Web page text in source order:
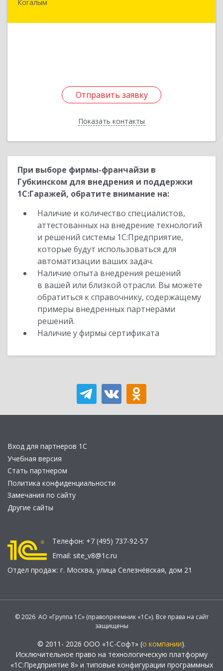
Когалым
Отправить заявку
Показать контакты
628485, Ханты-Мансийский Автономный округ
Отправить заявку
Назад
При выборе фирмы-франчайзи в
Губкинском для внедрения и поддержки
1С:Гаражей, обратите внимание на:
Наличие и количество специалистов,
аттестованных на внедрение технологий
и решений системы 1С:Предприятие,
которые будут использоваться для
автоматизации ваших задач.
Наличие опыта внедрения решений
в вашей или близкой отрасли. Вы можете
обратиться к справочнику, содержащему
примеры внедренных партнерами
решений.
Наличие у фирмы сертификата
Вход для партнеров 1С
Учебная версия
Стать партнером
Политика конфиденциальности
Замечания по сайту
Другие сайты
Телефон: +7 (495) 737-92-57
Email: site_v8@1c.ru
Отдел продаж: г. Москва, улица Селезнёвская, дом 21
© 2026 АО «Группа 1С» (правопреемник «1С»). Все права на сайт
защищены
© 2011- 2026 ООО «1С-Софт» (о компании).
Исключительное право на технологическую платформу
«1С:Предприятие 8» и типовые конфигурации программных